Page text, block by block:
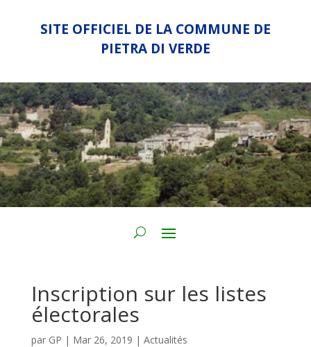
SITE OFFICIEL DE LA COMMUNE DE
PIETRA DI VERDE
Inscription sur les listes
électorales
par GP | Mar 26, 2019 | Actualités